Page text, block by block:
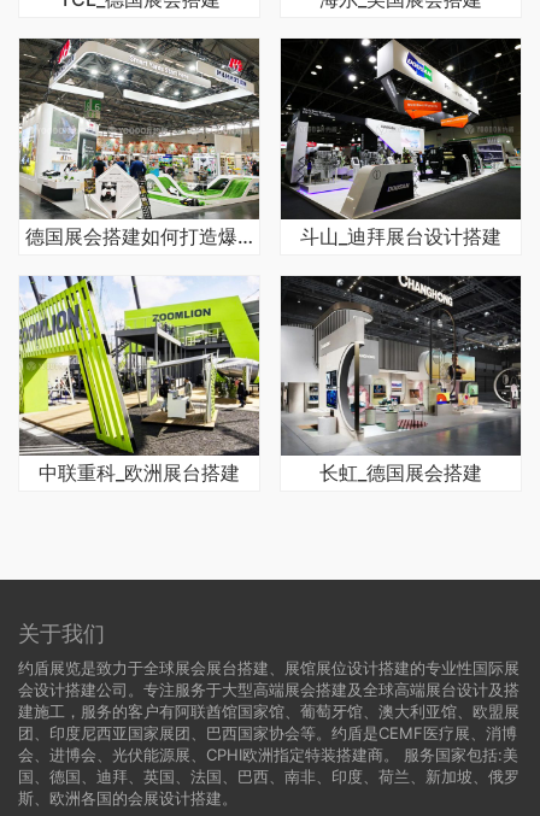
德国展会搭建如何打造爆款展台 斗山_迪拜展台设计搭建
中联重科_欧洲展台搭建 长虹_德国展会搭建
关于我们
约盾展览是致力于全球展会展台搭建、展馆展位设计搭建的专业性国际展
会设计搭建公司。专注服务于大型高端展会搭建及全球高端展台设计及搭
建施工，服务的客户有阿联酋馆国家馆、葡萄牙馆、澳大利亚馆、欧盟展
团、印度尼西亚国家展团、巴西国家协会等。约盾是CEMF医疗展、消博
会、进博会、光伏能源展、CPHI欧洲指定特装搭建商。 服务国家包括:美
国
德国 、迪拜、英国、法国、巴西、南非、印度、荷兰、新加坡、俄罗
斯、欧洲各国的会展设计搭建。